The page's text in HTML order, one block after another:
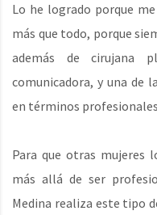
Lo he logrado porque
más que todo, porque
además de cirujana
comunicadora, y una de
en términos
Para que otras mujeres
más allá de ser
Medina realiza este tipo